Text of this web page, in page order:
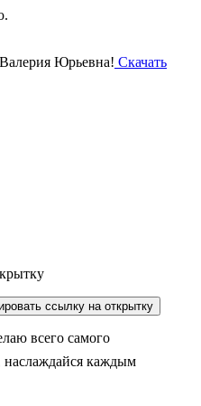
Скачать
ссылку на открытку
всего самого
наслаждайся каждым